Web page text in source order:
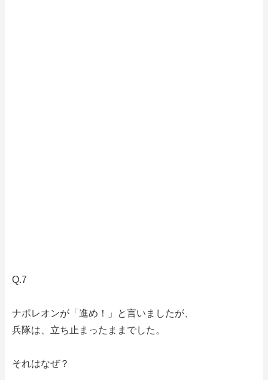
Q.7
ナポレオンが「進め！」と言いましたが、
兵隊は、立ち止まったままでした。
それはなぜ？